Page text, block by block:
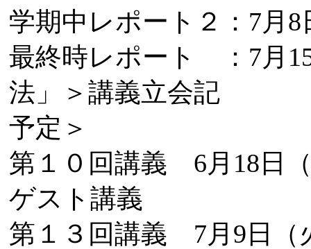
学期中レポート２：7月
最終時レポート ：7月
法」＞講義立会記
予定＞
第１０回講義 6月18日
ゲスト講義
第１３回講義 7月9日（